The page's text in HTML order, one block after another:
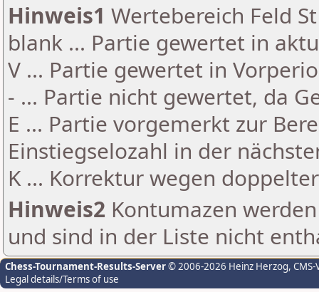
Hinweis1 Wertebereich Feld
blank ... Partie gewertet in
V ... Partie gewertet in
- ... Partie nicht gewertet, da
E ... Partie vorgemerkt zur
Einstiegselozahl in der
K ... Korrektur wegen
Hinweis2 Kontumazen
und sind in der Liste nicht
Chess-Tournament-Results-Server© 2006-2026 Heinz Herzog,
Legal details/Terms of use